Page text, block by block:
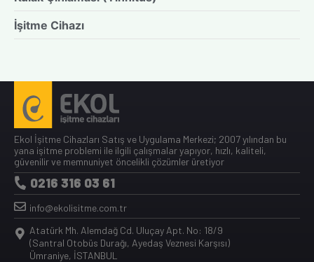
İşitme Cihazı
Ekol İşitme Cihazları Satış ve Uygulama Merkezi; 2007 yılından bu
yana işitme problemi ile ilgili çalışmalar yapıyor, hızlı, kaliteli,
güvenilir ve memnuniyet öncelikli çözümler üretiyor
0216 316 03 61
info@ekolisitme.com.tr
Atatürk Mh. Alemdağ Cd. Uluçay Apt. No: 18/9
(Santral Otobüs Durağı, Ayedaş Veznesi Karşısı)
Ümraniye, İSTANBUL